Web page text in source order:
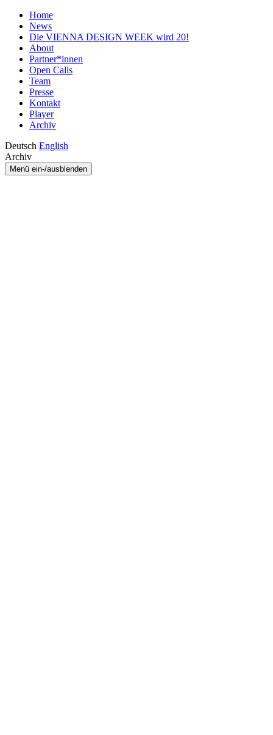
Home
News
Die VIENNA DESIGN WEEK wird 20!
About
Partner*innen
Open Calls
Team
Presse
Kontakt
Player
Archiv
Deutsch English
Archiv
Menü ein-/ausblenden